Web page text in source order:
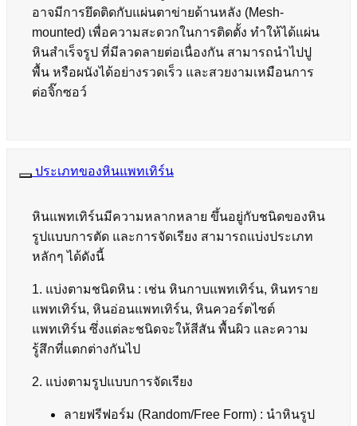
อาจมีการยึดติดกับแผ่นตาข่ายด้านหลัง (Mesh-
mounted) เพื่อความสะดวกในการติดตั้ง ทำให้ได้แผ่น
หินสำเร็จรูป ที่มีลวดลายต่อเนื่องกัน สามารถนำไปปู
พื้น หรือผนังได้อย่างรวดเร็ว และสวยงามเหมือนการ
ต่อจิ๊กซอว์
ประเภทของหินแพทเทิร์น
หินแพทเทิร์นมีความหลากหลาย ขึ้นอยู่กับชนิดของหิน
รูปแบบการตัด และการจัดเรียง สามารถแบ่งประเภท
หลักๆ ได้ดังนี้
1. แบ่งตามชนิดหิน : เช่น หินกาบแพทเทิร์น, หินทราย
แพทเทิร์น, หินอ่อนแพทเทิร์น, หินควอร์ตไซต์
แพทเทิร์น ซึ่งแต่ละชนิดจะให้สีสัน พื้นผิว และความ
รู้สึกที่แตกต่างกันไป
2. แบ่งตามรูปแบบการจัดเรียง
ลายฟรีฟอร์ม (Random/Free Form) : นำหินรูป